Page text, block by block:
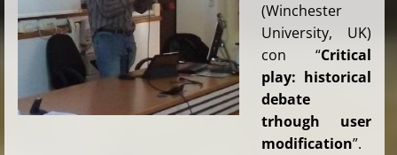
(Winchester
University, UK)
con “Critical
play: historical
debate
trhough user
modification”.